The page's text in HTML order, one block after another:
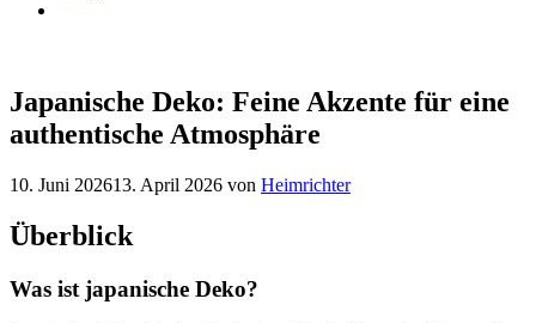
Japanische Deko: Feine Akzente für eine
authentische Atmosphäre
10. Juni 202613. April 2026 von Heimrichter
Überblick
Was ist japanische Deko?